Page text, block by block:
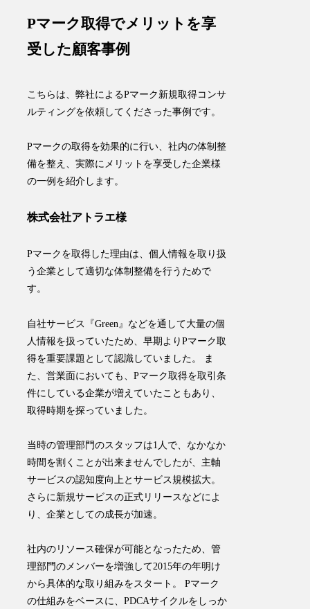
Pマーク取得でメリットを享
受した顧客事例
こちらは、弊社によるPマーク新規取得コンサ
ルティングを依頼してくださった事例です。
Pマークの取得を効果的に行い、社内の体制整
備を整え、実際にメリットを享受した企業様
の一例を紹介します。​
株式会社アトラエ様
Pマークを取得した理由は、個人情報を取り扱
う企業として適切な体制整備を行うためで
す。
自社サービス『Green』などを通して大量の個
人情報を扱っていたため、早期よりPマーク取
得を重要課題として認識していました。 ま
た、営業面においても、Pマーク取得を取引条
件にしている企業が増えていたこともあり、
取得時期を探っていました。
当時の管理部門のスタッフは1人で、なかなか
時間を割くことが出来ませんでしたが、主軸
サービスの認知度向上とサービス規模拡大。
さらに新規サービスの正式リリースなどによ
り、企業としての成長が加速。
社内のリソース確保が可能となったため、管
理部門のメンバーを増強して2015年の年明け
から具体的な取り組みをスタート。 ​Pマーク
の仕組みをベースに、PDCAサイクルをしっか